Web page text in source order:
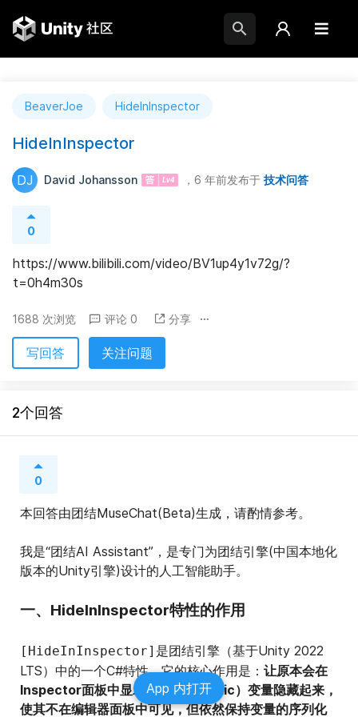
BeaverJoe HideInInspector
HideInInspector
DJ David Johansson ，6 年前发布于 技术问答
0
https://www.bilibili.com/video/BV1up4y1v72g/?
t=0h4m30s
1688 次浏览 评论 0 分享
写回答 关注问题
2个回答
0
本回答由团结MuseChat(Beta)生成，请酌情参考。
我是“团结AI Assistant”，是专门为团结引擎(中国本地化
版本的Unity引擎)设计的人工智能助手。
一、HideInInspector特性的作用
[HideInInspector] 是团结引擎（基于Unity 2022
LTS）中的一个C#特性，它的核心作用是： 让原本会在
Inspector面板中显示的公共（public）变量隐藏起来，
使其不在编辑器面板中可见，但依然保持变量的序列化
App 内打开